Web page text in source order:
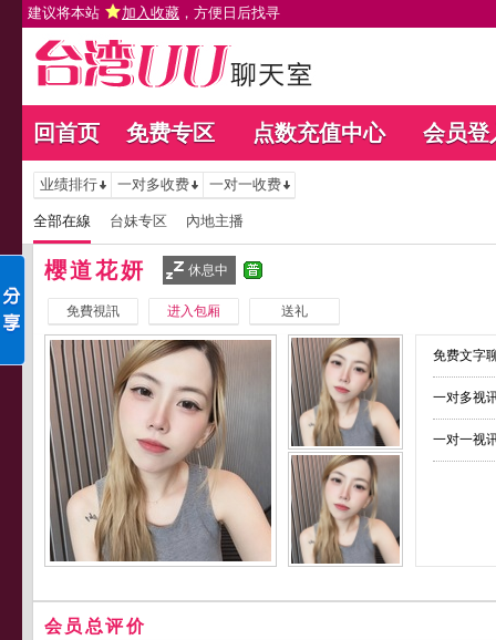
建议将本站 加入收藏 ，方便日后找寻
回首页 免费专区 点数充值中心 会员登
业绩排行 一对多收费 一对一收费
全部在線 台妹专区 內地主播
櫻道花妍 休息中
免費視訊 进入包厢 送礼
免费文字
一对多视
一对一视
会员总评价